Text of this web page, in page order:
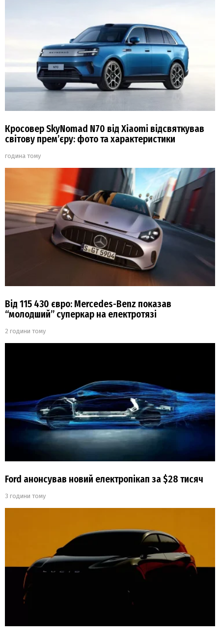
Кросовер SkyNomad N70 від Xiaomi відсвяткував
світову прем’єру: фото та характеристики
година тому
Від 115 430 євро: Mercedes-Benz показав
“молодший” суперкар на електротязі
2 години тому
Ford анонсував новий електропікап за $28 тисяч
3 години тому